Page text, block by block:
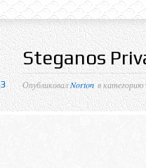
Steganos
ОпубликовалNorton в категорию